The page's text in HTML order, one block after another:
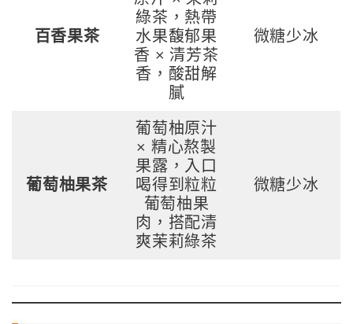
百香果茶
綠茶，熱帶
水果馥郁果
香 × 清芳茶
香，酸甜解
膩
微糖少冰
葡萄柚果茶
葡萄柚原汁
× 精心熬製
果露，入口
喝得到粒粒
葡萄柚果
肉，搭配清
爽茉莉綠茶
微糖少冰